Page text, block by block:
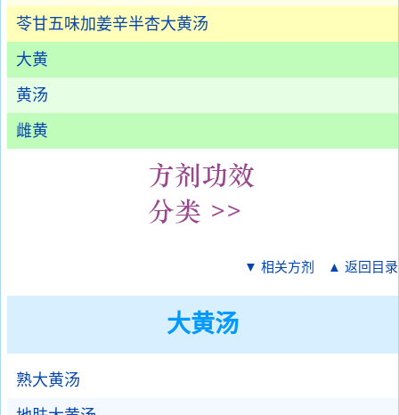
苓甘五味加姜辛半杏大黄汤
大黄
黄汤
雌黄
▼ 相关方剂 ▲ 返回目录
大黄汤
熟大黄汤